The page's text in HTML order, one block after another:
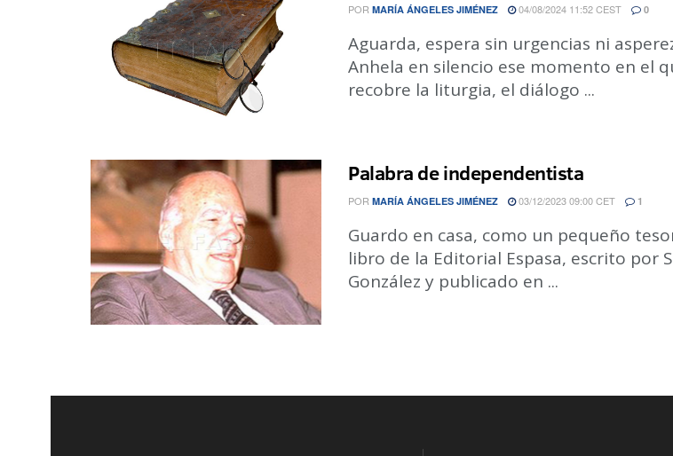
POR MARÍA ÁNGELES JIMÉNEZ 04/08/2024 11:52 CEST 0
Aguarda, espera sin urgencias ni
Anhela en silencio ese momento en el
recobre la liturgia, el diálogo ...
Palabra de independentista
POR MARÍA ÁNGELES JIMÉNEZ 03/12/2023 09:00 CET 1
Guardo en casa, como un pequeño
libro de la Editorial Espasa, escrito por
González y publicado en ...